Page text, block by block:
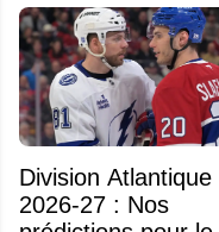
Division Atlantique
2026-27 : Nos